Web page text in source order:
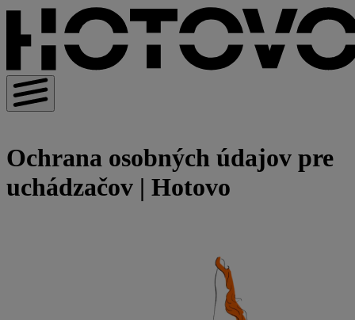
Ochrana osobných údajov pre
uchádzačov | Hotovo